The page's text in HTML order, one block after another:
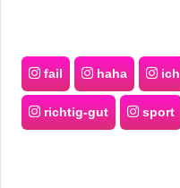
fail haha ich
richtig-gut sport